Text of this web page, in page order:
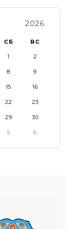
2026
СБ ВС
1 2
8 9
15 16
22 23
29 30
5 6